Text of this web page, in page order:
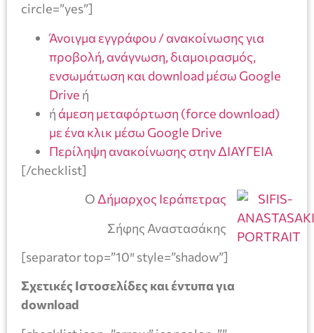
circle=”yes”]
Άνοιγμα εγγράφου / ανακοίνωσης για
προβολή, ανάγνωση, διαμοιρασμός,
ενσωμάτωση και download μέσω Google
Drive ή
ή άμεση μεταφόρτωση (force download)
με ένα κλικ μέσω Google Drive
Περίληψη ανακοίνωσης στην ΔΙΑΥΓΕΙΑ
[/checklist]
Ο Δήμαρχος Ιεράπετρας
Σήφης Αναστασάκης
[separator top=”10″ style=”shadow”]
Σχετικές Ιστοσελίδες και έντυπα για
download